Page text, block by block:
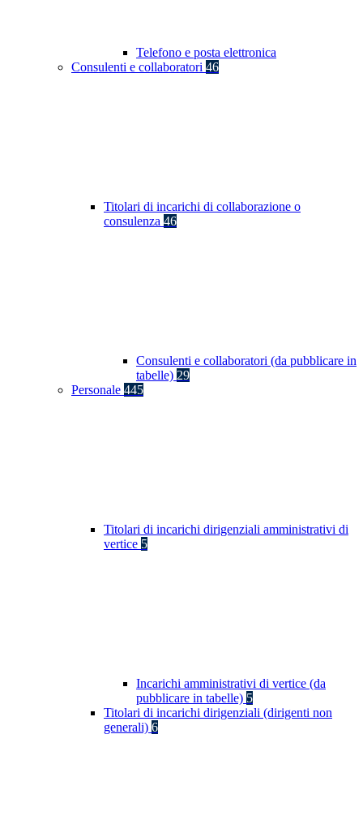
Telefono e posta elettronica
Consulenti e collaboratori 46
Titolari di incarichi di collaborazione o
consulenza 46
Consulenti e collaboratori (da pubblicare in
tabelle) 29
Personale 445
Titolari di incarichi dirigenziali amministrativi di
vertice 5
Incarichi amministrativi di vertice (da
pubblicare in tabelle) 5
Titolari di incarichi dirigenziali (dirigenti non
generali) 6